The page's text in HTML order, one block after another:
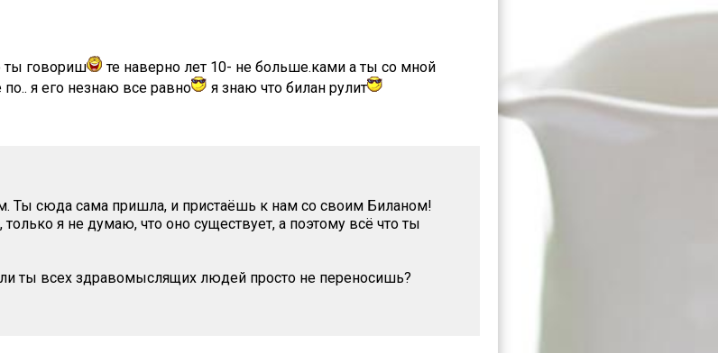
ты говориш
те наверно лет 10- не больше.ками а ты со мной
я его незнаю все равно
я знаю что билан рулит
Ты сюда сама пришла, и пристаёшь к нам со своим Биланом!
я не думаю, что оно существует, а поэтому всё что ты
ты всех здравомыслящих людей просто не переносишь?